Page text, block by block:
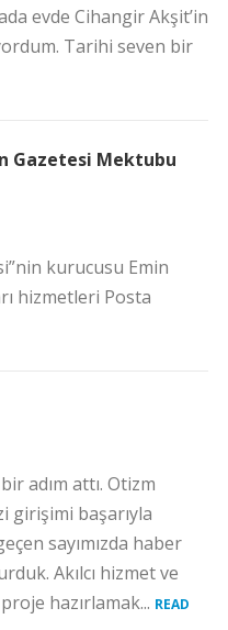
evde Cihangir Akşit’in
Tarihi seven bir
Gazetesi Mektubu
kurucusu Emin
hizmetleri Posta
adım attı. Otizm
girişimi başarıyla
sayımızda haber
Akılcı hizmet ve
hazırlamak... READ